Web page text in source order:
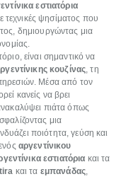
εστιατόρια
ψησίματος που
δημιουργώντας μια
είναι σημαντικό να
κουζίνας, τη
Μέσα από τον
κανείς να βρει
πιάτα όπως
μια
ποιότητα, γεύση και
αργεντίνικου
εστιατόρια και τα
και τα εμπανάδας,